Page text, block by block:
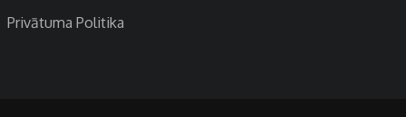
Privātuma Politika